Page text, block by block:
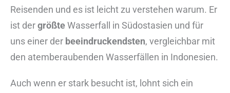
Reisenden und es ist leicht zu verstehen warum. Er
ist dergrößteWasserfall in Südostasien und für
uns einer der beeindruckendsten, vergleichbar mit
den atemberaubenden Wasserfällen in Indonesien.
Auch wenn er stark besucht ist, lohnt sich ein